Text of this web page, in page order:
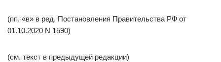
(пп. «в» в ред. Постановления Правительства РФ от
01.10.2020 N 1590)
(см. текст в предыдущей редакции)